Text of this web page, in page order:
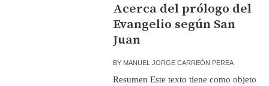
Acerca del prólogo del
Evangelio según San
Juan
BY MANUEL JORGE CARREÓN PEREA
Resumen Este texto tiene como objeto